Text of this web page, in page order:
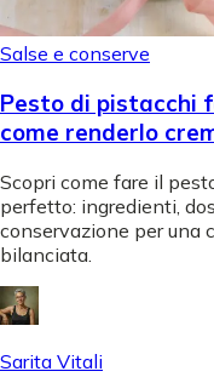
Salse e conserve
Pesto di pistacchi
come renderlo
Scopri come fare il
perfetto: ingredienti,
conservazione per una
bilanciata.
Sarita Vitali